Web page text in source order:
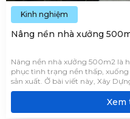
Kinh nghiệm
Nâng nền nhà xưởng
Nâng nền nhà xưởng 500m2 là
phục tình trạng nền thấp, xuống
sản xuất. Ở bài viết này, Xây
cần thiết về chi phí nâng nền,
hơn trước khi triển khai côngXem